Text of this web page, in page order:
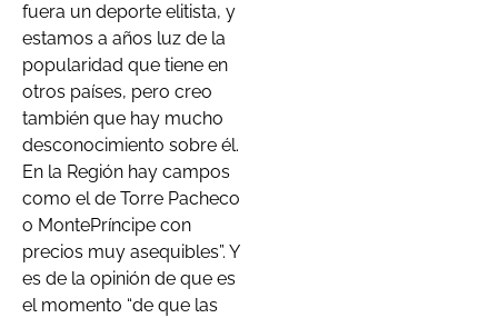
fuera un deporte elitista, y
estamos a años luz de la
popularidad que tiene en
otros países, pero creo
también que hay mucho
desconocimiento sobre él.
En la Región hay campos
como el de Torre Pacheco
o MontePríncipe con
precios muy asequibles”. Y
es de la opinión de que es
el momento “de que las